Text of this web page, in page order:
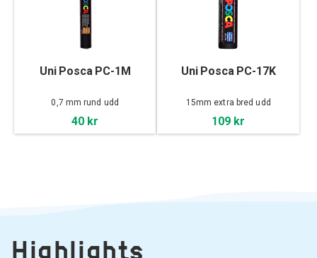
Uni Posca PC-1M
0,7 mm rund udd
40 kr
Uni Posca PC-17K
15mm extra bred udd
109 kr
Highlights